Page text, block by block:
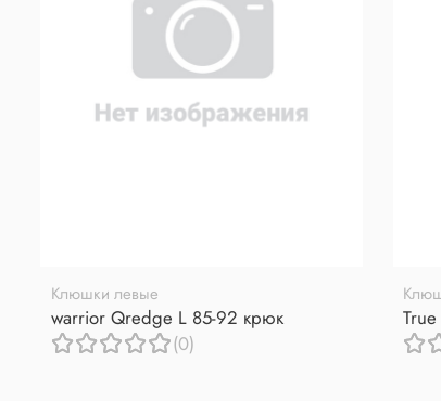
Клюшки левые
warrior Qredge L 85-92 крюк
(0)